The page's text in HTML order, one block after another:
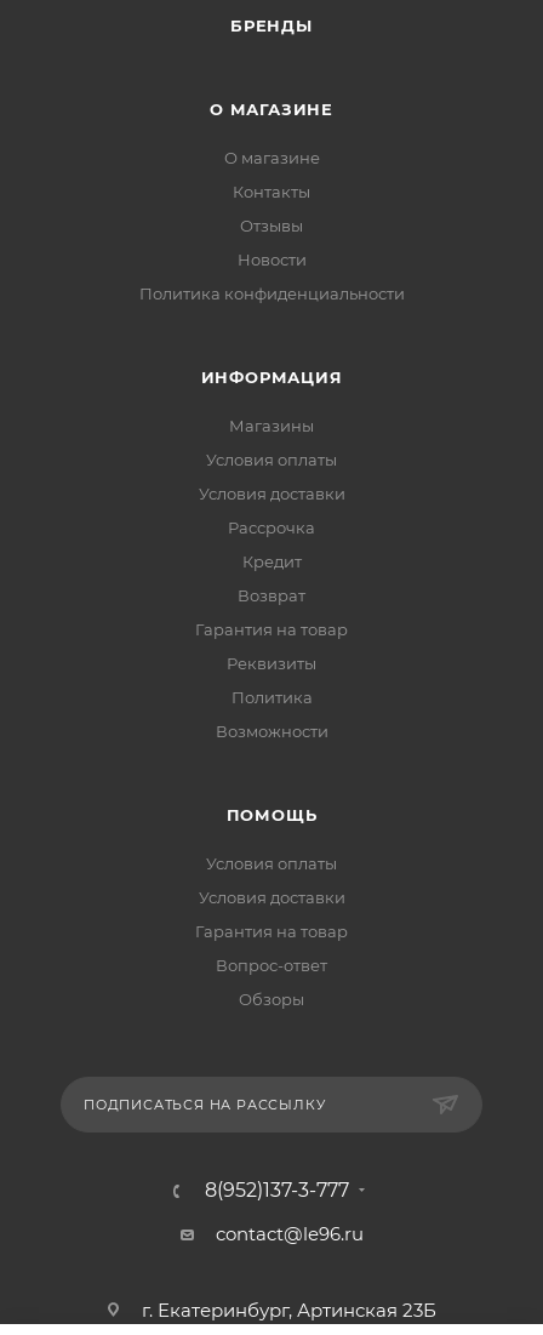
БРЕНДЫ
О МАГАЗИНЕ
О магазине
Контакты
Отзывы
Новости
Политика конфиденциальности
ИНФОРМАЦИЯ
Магазины
Условия оплаты
Условия доставки
Рассрочка
Кредит
Возврат
Гарантия на товар
Реквизиты
Политика
Возможности
ПОМОЩЬ
Условия оплаты
Условия доставки
Гарантия на товар
Вопрос-ответ
Обзоры
ПОДПИСАТЬСЯ НА РАССЫЛКУ
8(952)137-3-777
contact@le96.ru
г. Екатеринбург, Артинская 23Б